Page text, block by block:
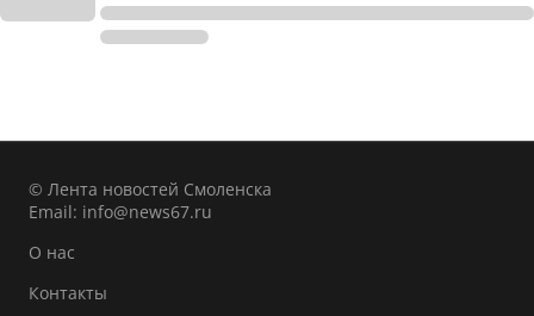
© Лента новостей Смоленска
Email: info@news67.ru
О нас
Контакты